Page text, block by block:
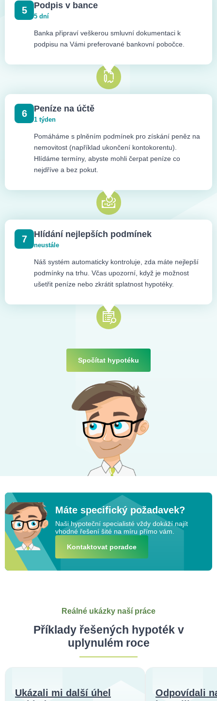
5 Podpis v bance
5 dní
Banka připraví veškerou smluvní dokumentaci k
podpisu na Vámi preferované bankovní pobočce.
6 Peníze na účtě
1 týden
Pomáháme s plněním podmínek pro získání peněz na
nemovitost (například ukončení kontokorentu).
Hlídáme termíny, abyste mohli čerpat peníze co
nejdříve a bez pokut.
7 Hlídání nejlepších podmínek
neustále
Náš systém automaticky kontroluje, zda máte nejlepší
podmínky na trhu. Včas upozorní, když je možnost
ušetřit peníze nebo zkrátit splatnost hypotéky.
Spočítat hypotéku
Máte specifický požadavek?
Naši hypoteční specialisté vždy dokáží najít
vhodné řešení šité na míru přímo vám.
Kontaktovat poradce
Reálné ukázky naší práce
Příklady řešených hypoték v
uplynulém roce
Ukázali mi další úhel
Odpovídali